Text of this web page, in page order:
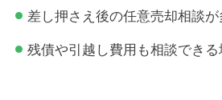
差し押さえ後の任意売却相談が
残債や引越し費用も相談できる